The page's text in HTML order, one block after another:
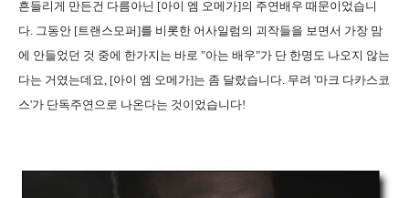
흔들리게 만든건 다름아닌 [아이 엠 오메가]의 주연배우 때문이었습니
다. 그동안 [트랜스모퍼]를 비롯한 어사일럼의 괴작들을 보면서 가장 맘
에 안들었던 것 중에 한가지는 바로 "아는 배우"가 단 한명도 나오지 않는
다는 거였는데요, [아이 엠 오메가]는 좀 달랐습니다. 무려 '마크 다카스코
스'가 단독주연으로 나온다는 것이었습니다!